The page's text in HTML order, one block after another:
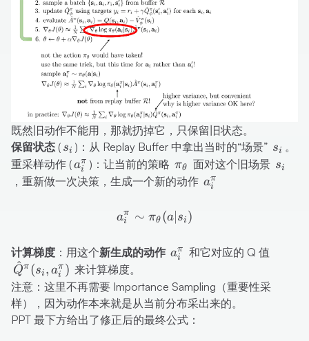
既然旧动作不能用，那就扔掉它，只保留旧状态。
保留状态 ( s_i
si ) ：从 Replay Buffer 中拿出当时的“场景” s_i
si 。
重采样动作 (a_i^\pi
ai
π )：让当前的策略 \pi_\theta
πθ 面对这个旧场景 s_i
si
，重新做一次决策，生成一个新的动作 a_i^\pi
ai
π
a_i^\pi \sim
ai
π ∼ πθ (a∣ si )
计算梯度 ：用这个新生成的动作 a_i^\pi
ai
π 和它对应的 Q 值
Q
^π (si , ai
π ) 来计算梯度。
注意：这里不再需要 Importance Sampling（重要性采
样），因为动作本来就是从当前分布采出来的。
PPT 最下方给出了修正后的最终公式：